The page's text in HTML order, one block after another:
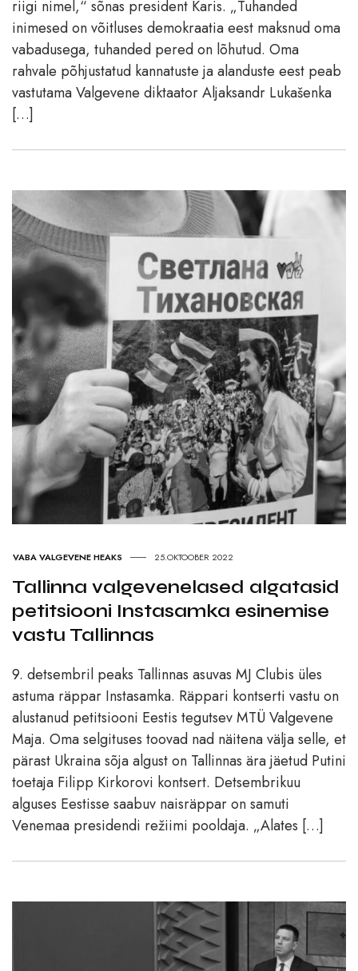
riigi nimel,“ sõnas president Karis. „Tuhanded
inimesed on võitluses demokraatia eest maksnud oma
vabadusega, tuhanded pered on lõhutud. Oma
rahvale põhjustatud kannatuste ja alanduste eest peab
vastutama Valgevene diktaator Aljaksandr Lukašenka
[…]
VABA VALGEVENE HEAKS 25.OKTOOBER 2022
Tallinna valgevenelased algatasid
petitsiooni Instasamka esinemise
vastu Tallinnas
9. detsembril peaks Tallinnas asuvas MJ Clubis üles
astuma räppar Instasamka. Räppari kontserti vastu on
alustanud petitsiooni Eestis tegutsev MTÜ Valgevene
Maja. Oma selgituses toovad nad näitena välja selle, et
pärast Ukraina sõja algust on Tallinnas ära jäetud Putini
toetaja Filipp Kirkorovi kontsert. Detsembrikuu
alguses Eestisse saabuv naisräppar on samuti
Venemaa presidendi režiimi pooldaja. „Alates […]